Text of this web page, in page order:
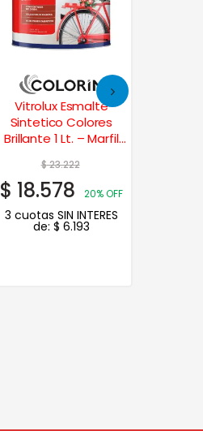
Vitrolux Esmalte
Sintetico Colores
Brillante 1 Lt. – Marfil
$23.222
$ 18.578 20% OFF
3 cuotas SIN INTERES
de: $ 6.193